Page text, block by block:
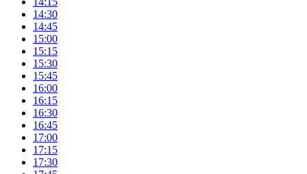
14:30
14:45
15:00
15:15
15:30
15:45
16:00
16:15
16:30
16:45
17:00
17:15
17:30